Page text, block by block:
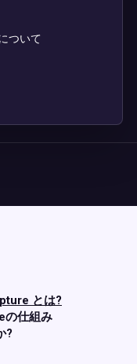
とは?
の仕組み
?